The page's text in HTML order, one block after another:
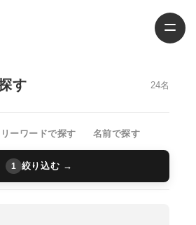
す 24名
ーワードで探す 名前で探す
1 絞り込む →